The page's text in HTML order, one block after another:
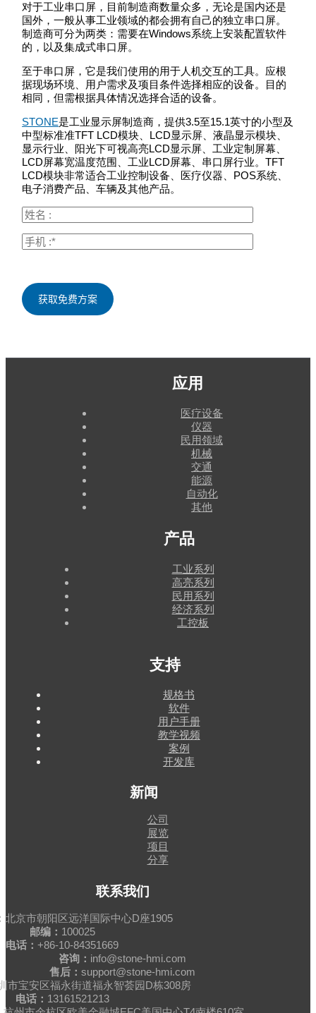
对于工业串口屏，目前制造商数量众多，无论是国内还是
国外，一般从事工业领域的都会拥有自己的独立串口屏。
制造商可分为两类：需要在Windows系统上安装配置软件
的，以及集成式串口屏。
至于串口屏，它是我们使用的用于人机交互的工具。应根
据现场环境、用户需求及项目条件选择相应的设备。目的
相同，但需根据具体情况选择合适的设备。
STONE是工业显示屏制造商，提供3.5至15.1英寸的小型及
中型标准准TFT LCD模块、LCD显示屏、液晶显示模块、
显示行业、阳光下可视高亮LCD显示屏、工业定制屏幕、
LCD屏幕宽温度范围、工业LCD屏幕、串口屏行业。TFT
LCD模块非常适合工业控制设备、医疗仪器、POS系统、
电子消费产品、车辆及其他产品。
应用
医疗设备
仪器
民用领域
机械
交通
能源
自动化
其他
产品
工业系列
高亮系列
民用系列
经济系列
工控板
支持
规格书
软件
用户手册
教学视频
案例
开发库
新闻
公司
展览
项目
分享
联系我们
北京市朝阳区远洋国际中心D座1905
邮编： 100025
电话： +86-10-84351669
咨询： info@stone-hmi.com
售后： support@stone-hmi.com
市宝安区福永街道福永智荟园D栋308房
电话： 13161521213